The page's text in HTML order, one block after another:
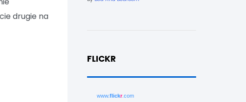
drugie na
FLICKR
www.flickr .com